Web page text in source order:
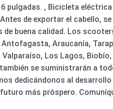
, Bicicleta
de exportar el cabello,
buena calidad. Los
Araucanía,
Los Lagos,
se suministrarán a
dedicándonos al
más próspero.